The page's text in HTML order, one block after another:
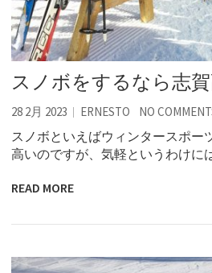
スノボをするなら志
28 2月 2023 ERNESTO NO
スノボといえばウィンタースポー
高いのですが、気軽というわけに
READ MORE